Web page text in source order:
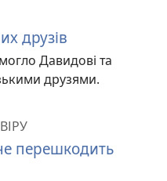
друзів
Давидові та
друзями.
перешкодить